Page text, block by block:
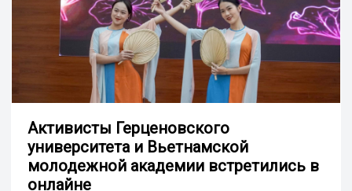
Активисты Герценовского
университета и Вьетнамской
молодежной академии встретились в
онлайне